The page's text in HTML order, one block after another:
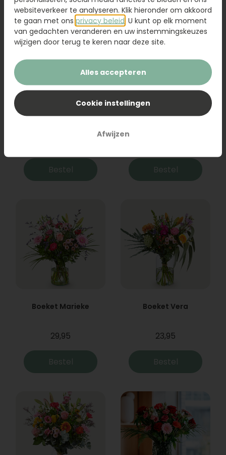
Boeket Raya
Bestel
Sanseveria
Bestel
Boeket Marieke
29,95
Bestel
Boeket Vera
23,95
Bestel
websiteverkeer te analyseren. Klik hieronder om akkoord
te gaan met ons privacy beleid . U kunt op elk moment
van gedachten veranderen en uw instemmingskeuzes
wijzigen door terug te keren naar deze site.
Alles accepteren
Cookie instellingen
Afwijzen